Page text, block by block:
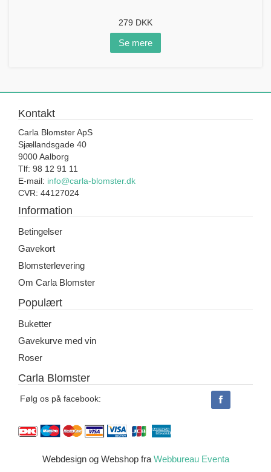
279 DKK
Se mere
Kontakt
Carla Blomster ApS
Sjællandsgade 40
9000 Aalborg
Tlf: 98 12 91 11
E-mail: info@carla-blomster.dk
CVR: 44127024
Information
Betingelser
Gavekort
Blomsterlevering
Om Carla Blomster
Populært
Buketter
Gavekurve med vin
Roser
Carla Blomster
Følg os på facebook:
Webdesign og Webshop fra Webbureau Eventa